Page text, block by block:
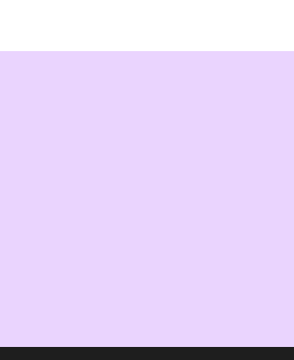
Designer e brand